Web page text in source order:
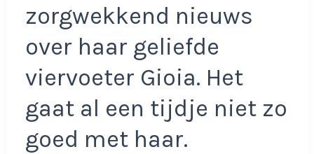
zorgwekkend nieuws
over haar geliefde
viervoeter Gioia. Het
gaat al een tijdje niet zo
goed met haar.